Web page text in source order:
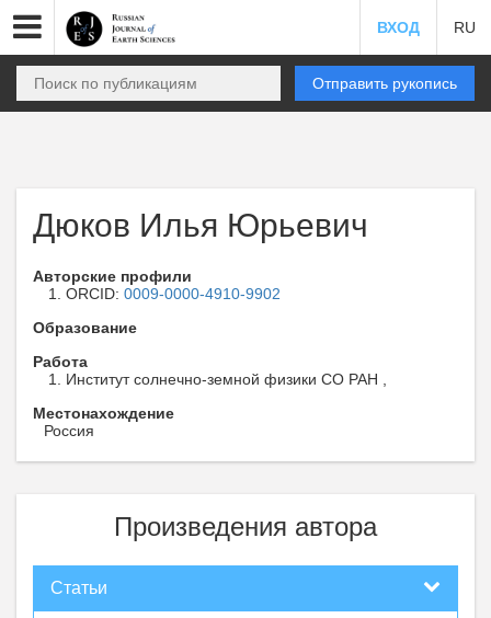
ВХОД RU
Отправить рукопись
Дюков Илья Юрьевич
Авторские профили
ORCID: 0009-0000-4910-9902
Образование
Работа
Институт солнечно-земной физики СО РАН ,
Местонахождение
Россия
Произведения автора
Статьи